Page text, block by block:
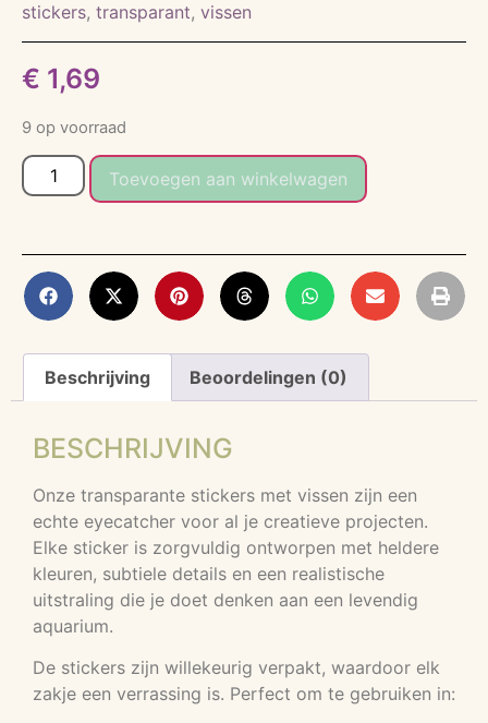
stickers, transparant, vissen
€ 1,69
9 op voorraad
Toevoegen aan winkelwagen
Beschrijving Beoordelingen (0)
BESCHRIJVING
Onze transparante stickers met vissen zijn een
echte eyecatcher voor al je creatieve projecten.
Elke sticker is zorgvuldig ontworpen met heldere
kleuren, subtiele details en een realistische
uitstraling die je doet denken aan een levendig
aquarium.
De stickers zijn willekeurig verpakt, waardoor elk
zakje een verrassing is. Perfect om te gebruiken in: